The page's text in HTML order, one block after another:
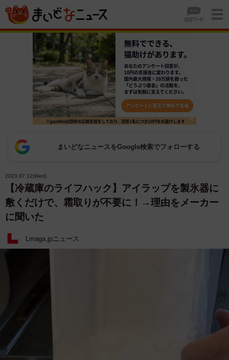
まいどなニュースをGoogle検索でフォローする
2023.07.12(Wed)
【冷蔵庫のライフハック】アイラップを製氷器に
敷くだけで、霜取りが不要に！→理由をメーカー
に聞いた
Lmaga.jpニュース